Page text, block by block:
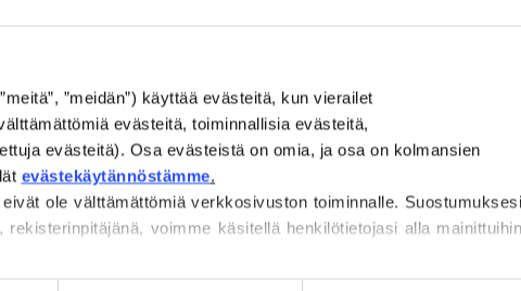
”meidän”) käyttää evästeitä, kun vierailet
evästeitä, toiminnallisia evästeitä,
evästeitä). Osa evästeistä on omia, ja osa on kolmansien
evästekäytännöstämme.
ole välttämättömiä verkkosivuston toiminnalle. Suostumuksesi
voimme käsitellä henkilötietojasi alla mainittuihin
evästekäytäntömme, josta löydät myös tietoa
Sopii hyvin myös: Kirkas talvi, Kirkas kevät ja
kevät
Mohair on peräisin Etelä-Afrikassa
angoravuohista, ja myös lanka valmistetaan
Lankamme ovat jäljitettävissä yksittäisille
tarkoittaa, että tiedämme tarkalleen, miltä